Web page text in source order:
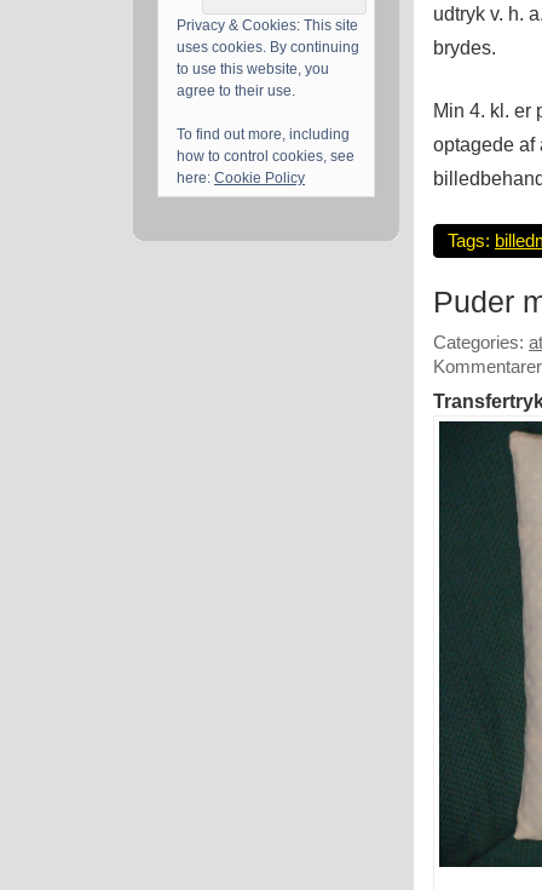
Privacy & Cookies: This site
uses cookies. By continuing
to use this website, you
agree to their use.
To find out more, including
how to control cookies, see
here: Cookie Policy
udtryk v. h.
brydes.
Min 4. kl. er
optagede af
Tags:
Puder
Categories: